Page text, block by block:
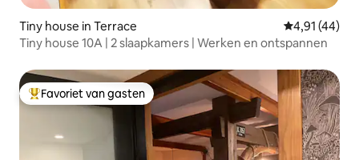
Tiny house in Terrace Gemiddelde
4,91 (44)
Tiny house 10A | 2 slaapkamers | Werken en ontspannen
Topfavoriet van gasten
Favoriet van gasten